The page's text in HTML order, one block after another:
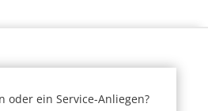
oder ein Service-Anliegen?